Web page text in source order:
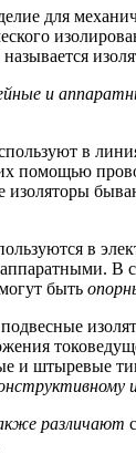
для
и
в
помощью
в
В
быть
и штыревые
различают